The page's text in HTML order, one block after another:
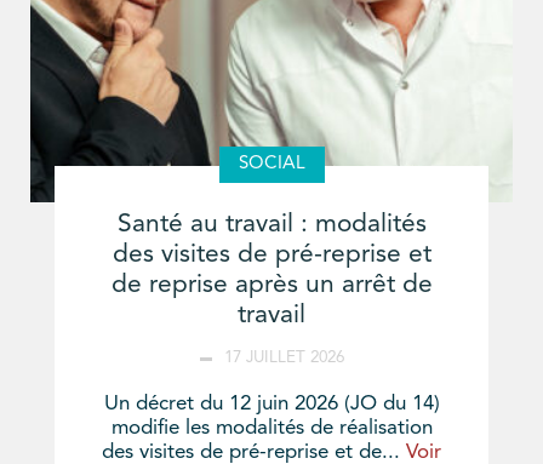
SOCIAL
Santé au travail : modalités
des visites de pré-reprise et
de reprise après un arrêt de
travail
17 JUILLET 2026
Un décret du 12 juin 2026 (JO du 14)
modifie les modalités de réalisation
des visites de pré-reprise et de... Voir